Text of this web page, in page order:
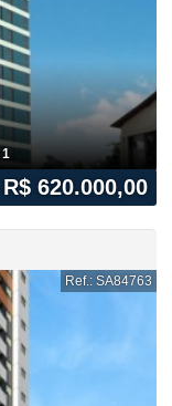
1
R$ 620.000,00
Ref.: SA84763